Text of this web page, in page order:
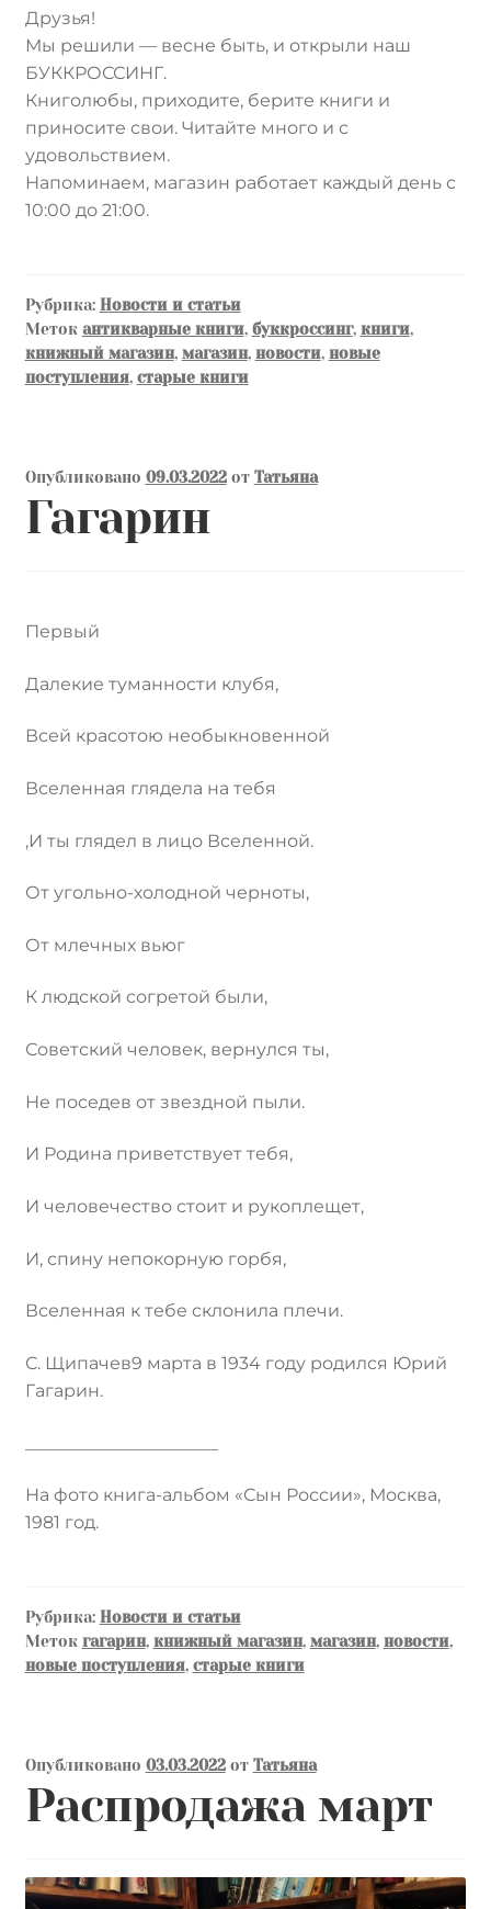
Друзья!
Мы решили — весне быть, и открыли наш
БУККРОССИНГ.
Книголюбы, приходите, берите книги и
приносите свои. Читайте много и с
удовольствием.
Напоминаем, магазин работает каждый день с
10:00 до 21:00.
Рубрика: Новости и статьи
Меток антикварные книги, буккроссинг, книги,
книжный магазин, магазин, новости, новые
поступления, старые книги
Опубликовано 09.03.2022 от Татьяна
Гагарин
Первый
Далекие туманности клубя,
Всей красотою необыкновенной
Вселенная глядела на тебя
,И ты глядел в лицо Вселенной.
От угольно-холодной черноты,
От млечных вьюг
К людской согретой были,
Советский человек, вернулся ты,
Не поседев от звездной пыли.
И Родина приветствует тебя,
И человечество стоит и рукоплещет,
И, спину непокорную горбя,
Вселенная к тебе склонила плечи.
С. Щипачев9 марта в 1934 году родился Юрий
Гагарин.
На фото книга-альбом «Сын России», Москва,
1981 год.
Рубрика: Новости и статьи
Меток гагарин, книжный магазин, магазин, новости,
новые поступления, старые книги
Опубликовано 03.03.2022 от Татьяна
Распродажа март